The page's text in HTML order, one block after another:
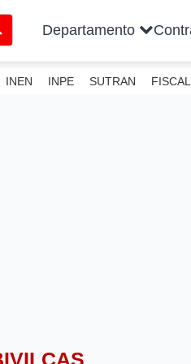
Departamento
INEN INPE SUTRAN